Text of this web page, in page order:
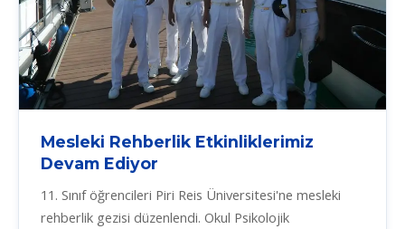
Mesleki Rehberlik Etkinliklerimiz
Devam Ediyor
11. Sınıf öğrencileri Piri Reis Üniversitesi'ne mesleki
rehberlik gezisi düzenlendi. Okul Psikolojik